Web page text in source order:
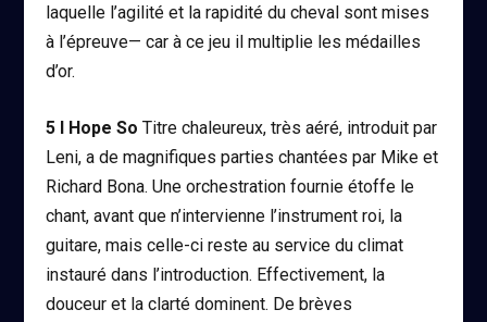
laquelle l’agilité et la rapidité du cheval sont mises
à l’épreuve— car à ce jeu il multiplie les médailles
d’or.
5 I Hope So Titre chaleureux, très aéré, introduit par
Leni, a de magnifiques parties chantées par Mike et
Richard Bona. Une orchestration fournie étoffe le
chant, avant que n’intervienne l’instrument roi, la
guitare, mais celle-ci reste au service du climat
instauré dans l’introduction. Effectivement, la
douceur et la clarté dominent. De brèves